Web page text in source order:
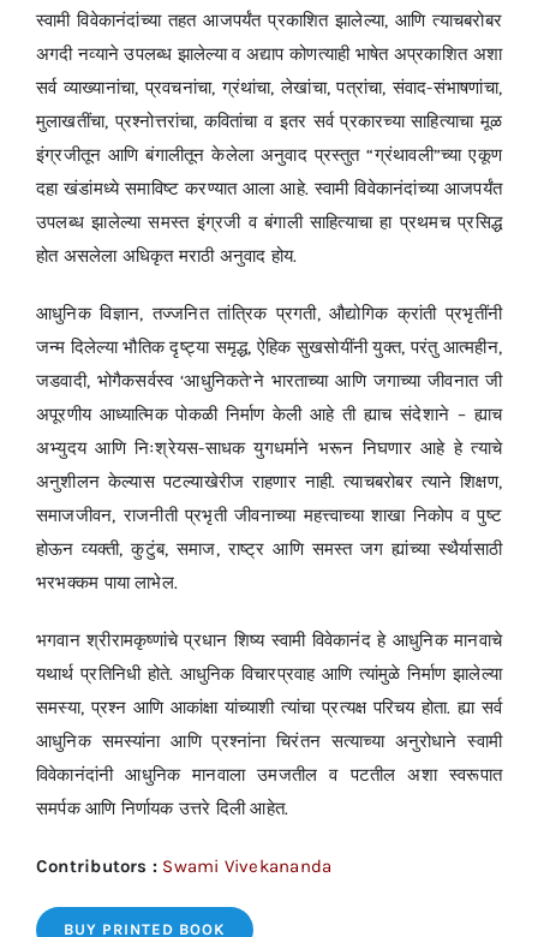
स्वामी विवेकानंदांच्या तहत आजपर्यंत प्रकाशित झालेल्या, आणि त्याचबरोबर
अगदी नव्याने उपलब्ध झालेल्या व अद्याप कोणत्याही भाषेत अप्रकाशित अशा
सर्व व्याख्यानांचा, प्रवचनांचा, ग्रंथांचा, लेखांचा, पत्रांचा, संवाद-संभाषणांचा,
मुलाखतींचा, प्रश्नोत्तरांचा, कवितांचा व इतर सर्व प्रकारच्या साहित्याचा मूळ
इंग्रजीतून आणि बंगालीतून केलेला अनुवाद प्रस्तुत “ग्रंथावली”च्या एकूण
दहा खंडांमध्ये समाविष्ट करण्यात आला आहे. स्वामी विवेकानंदांच्या आजपर्यंत
उपलब्ध झालेल्या समस्त इंग्रजी व बंगाली साहित्याचा हा प्रथमच प्रसिद्ध
होत असलेला अधिकृत मराठी अनुवाद होय.
आधुनिक विज्ञान, तज्जनित तांत्रिक प्रगती, औद्योगिक क्रांती प्रभृतींनी
जन्म दिलेल्या भौतिक दृष्ट्या समृद्ध, ऐहिक सुखसोयींनी युक्त, परंतु आत्महीन,
जडवादी, भोगैकसर्वस्व ‘आधुनिकते’ने भारताच्या आणि जगाच्या जीवनात जी
अपूरणीय आध्यात्मिक पोकळी निर्माण केली आहे ती ह्याच संदेशाने – ह्याच
अभ्युदय आणि निःश्रेयस-साधक युगधर्माने भरून निघणार आहे हे त्याचे
अनुशीलन केल्यास पटल्याखेरीज राहणार नाही. त्याचबरोबर त्याने शिक्षण,
समाजजीवन, राजनीती प्रभृती जीवनाच्या महत्त्वाच्या शाखा निकोप व पुष्ट
होऊन व्यक्ती, कुटुंब, समाज, राष्ट्र आणि समस्त जग ह्यांच्या स्थैर्यासाठी
भरभक्कम पाया लाभेल.
भगवान श्रीरामकृष्णांचे प्रधान शिष्य स्वामी विवेकानंद हे आधुनिक मानवाचे
यथार्थ प्रतिनिधी होते. आधुनिक विचारप्रवाह आणि त्यांमुळे निर्माण झालेल्या
समस्या, प्रश्न आणि आकांक्षा यांच्याशी त्यांचा प्रत्यक्ष परिचय होता. ह्या सर्व
आधुनिक समस्यांना आणि प्रश्नांना चिरंतन सत्याच्या अनुरोधाने स्वामी
विवेकानंदांनी आधुनिक मानवाला उमजतील व पटतील अशा स्वरूपात
समर्पक आणि निर्णायक उत्तरे दिली आहेत.
Contributors : Swami Vivekananda
BUY PRINTED BOOK